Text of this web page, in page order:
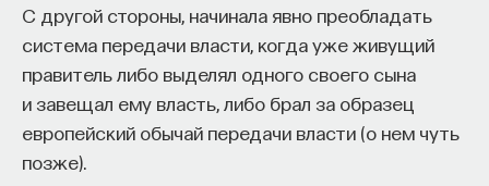
С другой стороны, начинала явно преобладать
система передачи власти, когда уже живущий
правитель либо выделял одного своего сына
и завещал ему власть, либо брал за образец
европейский обычай передачи власти (о нем чуть
позже).
процессами? Как появляются зависимость,
утомление, состояние эйфории или азарта?
Каково воздействие на работу мозга гормонов,
иммунной системы?
Ответы на эти и другие вопросы можно найти,
Терракотовая армия находится в провинции
Шэньси рядом с городом Сиань, где в прошлом
располагалось сердце государства Цинь.
Армия получила свое название из-за материала,
из которого созданы ее солдаты, — терракоты,
разновидности керамики, после обжига